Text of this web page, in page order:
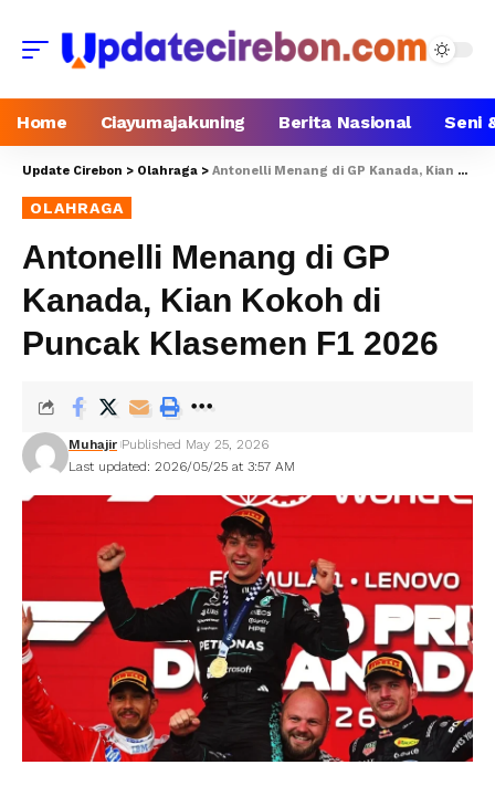
Home Ciayumajakuning Berita Nasional Seni
Update Cirebon > Olahraga > Antonelli Menang di GP Kanada, Kian Kokoh di Puncak Klasemen F1 2026
OLAHRAGA
Antonelli Menang di GP
Kanada, Kian Kokoh di
Puncak Klasemen F1 2026
Last updated: 2026/05/25 at 3:57 AM
Muhajir Published May 25, 2026